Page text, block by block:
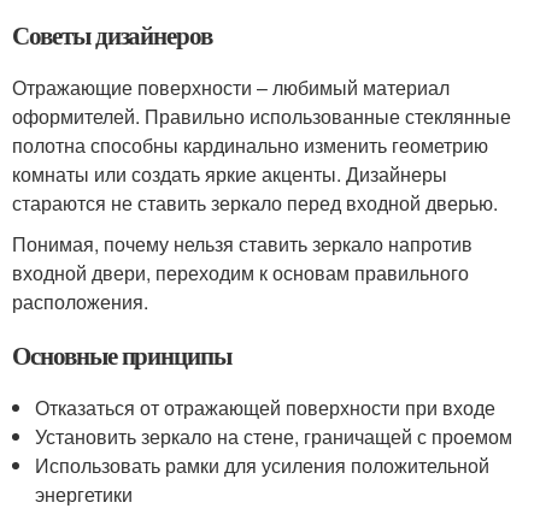
Советы дизайнеров
Отражающие поверхности – любимый материал
оформителей. Правильно использованные стеклянные
полотна способны кардинально изменить геометрию
комнаты или создать яркие акценты. Дизайнеры
стараются не ставить зеркало перед входной дверью.
Понимая, почему нельзя ставить зеркало напротив
входной двери, переходим к основам правильного
расположения.
Основные принципы
Отказаться от отражающей поверхности при входе
Установить зеркало на стене, граничащей с проемом
Использовать рамки для усиления положительной
энергетики